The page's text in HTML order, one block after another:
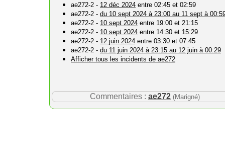
ae272-2 - 12 déc 2024 entre 02:45 et 02:59
ae272-2 - du 10 sept 2024 à 23:00 au 11 sept à
ae272-2 - 10 sept 2024 entre 19:00 et 21:15
ae272-2 - 10 sept 2024 entre 14:30 et 15:29
ae272-2 - 12 juin 2024 entre 03:30 et 07:45
ae272-2 - du 11 juin 2024 à 23:15 au 12 juin à 00:29
Afficher tous les incidents de ae272
Commentaires : ae272 (Marigné)